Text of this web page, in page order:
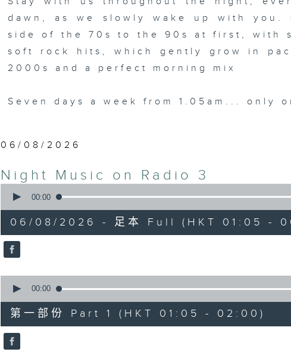
dawn, as we slowly wake up with you.
side of the 70s to the 90s at first, with
soft rock hits, which gently grow in
2000s and a perfect morning mix
Seven days a week from 1.05am... only
06/08/2026
Night Music on Radio 3
seconds
hours,
34
minutes,
59
90%
00:00
06/08/2026 - 足本 Full (HKT 01:05 -
seconds
55
minutes,
10
seconds
90%
00:00
第一部份 Part 1 (HKT 01:05 - 02:00)